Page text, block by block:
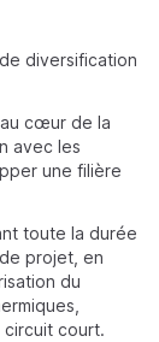
diversification
cœur de la
avec les
une filière
toute la durée
projet, en
du
court.